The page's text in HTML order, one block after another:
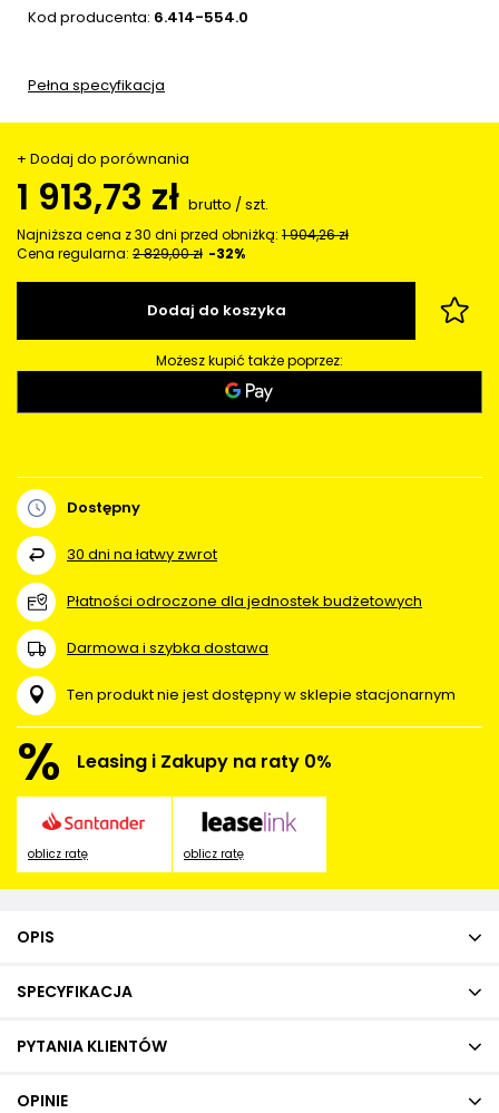
Kod producenta: 6.414-554.0
Pełna specyfikacja
+ Dodaj do porównania
1 913,73 zł brutto /szt.
Najniższa cena z 30 dni przed obniżką: 1 904,26 zł
Cena regularna: 2 829,00 zł -32%
Dodaj do koszyka
Możesz kupić także poprzez:
Dostępny
30 dni na łatwy zwrot
Płatności odroczone dla jednostek budżetowych
Darmowa i szybka dostawa
Ten produkt nie jest dostępny w sklepie stacjonarnym
% Leasing i Zakupy na raty 0%
oblicz ratę oblicz ratę
OPIS
SPECYFIKACJA
PYTANIA KLIENTÓW
OPINIE